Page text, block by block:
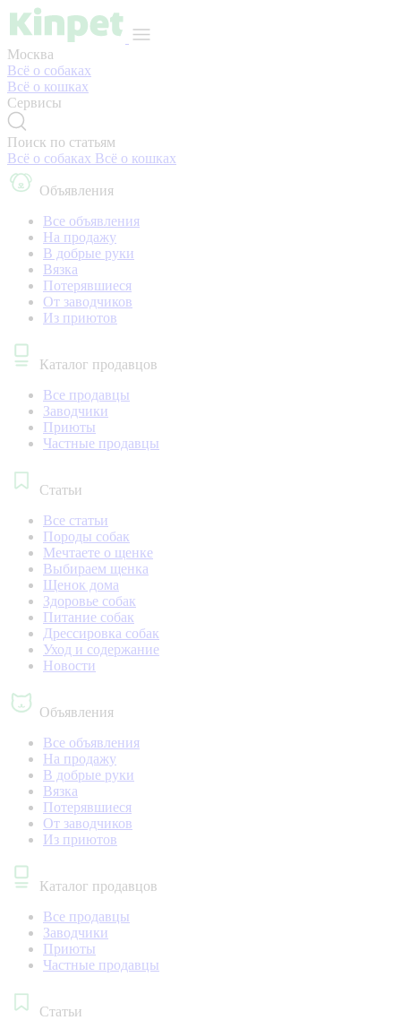
Москва
Всё о собаках
Всё о кошках
Сервисы
Поиск по статьям
Всё о собаках Всё о кошках
Объявления
Все объявления
На продажу
В добрые руки
Вязка
Потерявшиеся
От заводчиков
Из приютов
Каталог продавцов
Все продавцы
Заводчики
Приюты
Частные продавцы
Статьи
Все статьи
Породы собак
Мечтаете о щенке
Выбираем щенка
Щенок дома
Здоровье собак
Питание собак
Дрессировка собак
Уход и содержание
Новости
Объявления
Все объявления
На продажу
В добрые руки
Вязка
Потерявшиеся
От заводчиков
Из приютов
Каталог продавцов
Все продавцы
Заводчики
Приюты
Частные продавцы
Статьи